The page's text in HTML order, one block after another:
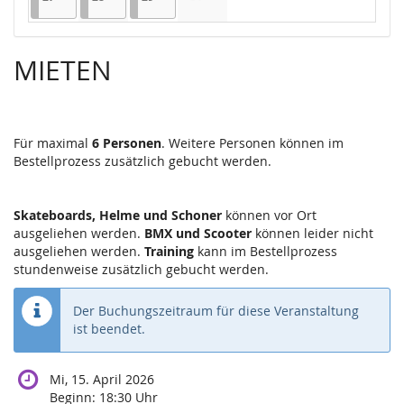
Keine Veranstaltungen
MIETEN
Für maximal 6 Personen. Weitere Personen können im
Bestellprozess zusätzlich gebucht werden.
Skateboards, Helme und Schoner können vor Ort
ausgeliehen werden. BMX und Scooter können leider nicht
ausgeliehen werden. Training kann im Bestellprozess
stundenweise zusätzlich gebucht werden.
Der Buchungszeitraum für diese Veranstaltung
ist beendet.
Mi, 15. April 2026
Beginn: 18:30 Uhr